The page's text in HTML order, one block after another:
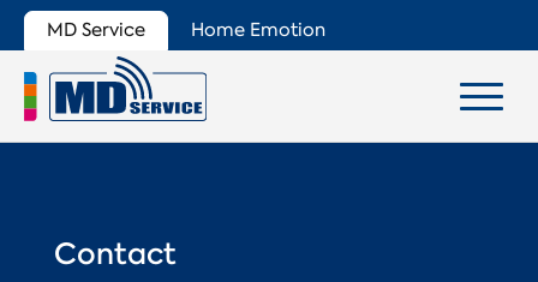
MD Service Home Emotion
Contact